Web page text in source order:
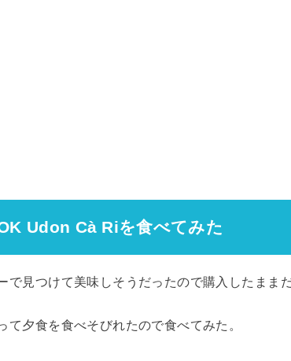
Udon Cà Riを食べてみた
で見つけて美味しそうだったので購入したまま
て夕食を食べそびれたので食べてみた。